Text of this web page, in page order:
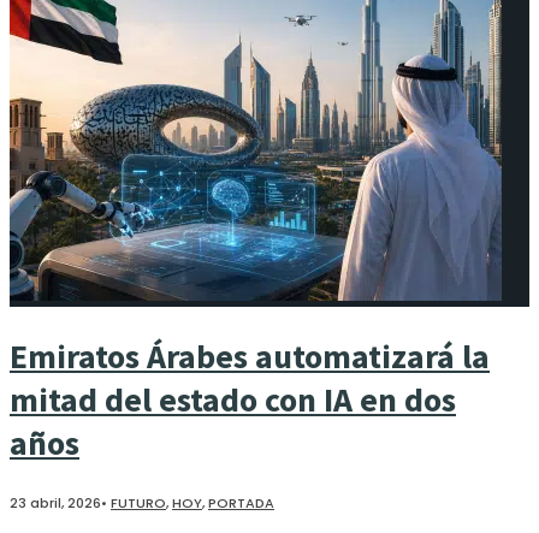
Emiratos Árabes automatizará la
mitad del estado con IA en dos
años
23 abril, 2026• FUTURO,HOY,PORTADA